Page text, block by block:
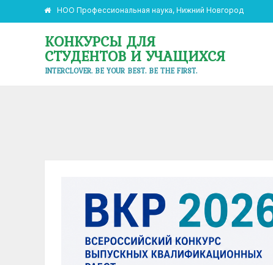
НОО Профессиональная наука, Нижний Новгород
КОНКУРСЫ ДЛЯ
СТУДЕНТОВ И УЧАЩИХСЯ
INTERCLOVER. BE YOUR BEST. BE THE FIRST.